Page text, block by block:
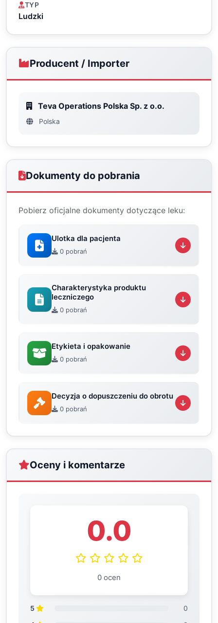
TYP
Ludzki
Producent / Importer
Teva Operations Polska Sp. z o.o.
Polska
Dokumenty do pobrania
Pobierz oficjalne dokumenty dotyczące leku:
Ulotka dla pacjenta
0 pobrań
Charakterystyka produktu
leczniczego
0 pobrań
Etykieta i opakowanie
0 pobrań
Decyzja o dopuszczeniu do obrotu
0 pobrań
Oceny i komentarze
0.0
0 ocen
5
0